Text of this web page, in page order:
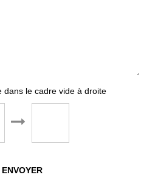
dans le cadre vide à droite
ENVOYER